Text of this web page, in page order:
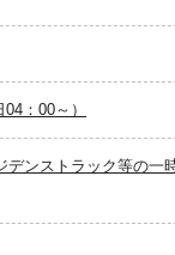
：00～）
デンストラック等の一